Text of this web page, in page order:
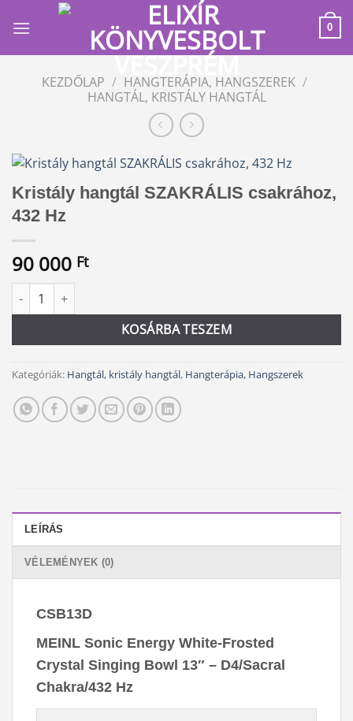
0
KEZDŐLAP / HANGTERÁPIA, HANGSZEREK /
HANGTÁL, KRISTÁLY HANGTÁL
Kristály hangtál SZAKRÁLIS csakrához,
432 Hz
90 000 Ft
Kristály hangtál SZAKRÁLIS csakrához, 432 Hz mennyiség
KOSÁRBA TESZEM
Alternative:
Kategóriák: Hangtál, kristály hangtál, Hangterápia, Hangszerek
LEÍRÁS
VÉLEMÉNYEK (0)
CSB13D
MEINL Sonic Energy White-Frosted
Crystal Singing Bowl 13″ – D4/Sacral
Chakra/432 Hz